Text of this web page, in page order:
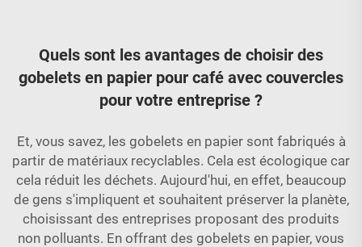
Quels sont les avantages de choisir des
gobelets en papier pour café avec couvercles
pour votre entreprise ?
Et, vous savez, les gobelets en papier sont fabriqués à
partir de matériaux recyclables. Cela est écologique car
cela réduit les déchets. Aujourd'hui, en effet, beaucoup
de gens s'impliquent et souhaitent préserver la planète,
choisissant des entreprises proposant des produits
non polluants. En offrant des gobelets en papier, vous